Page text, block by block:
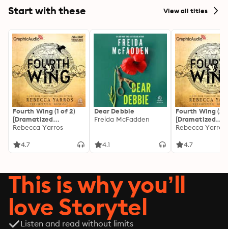
Start with these View all titles
Fourth Wing (1 of 2)
[Dramatized
Adaptation]: The
Rebecca Yarros
4.7
Dear Debbie
Freida McFadden
4.1
Fourth Wing (2
[Dramatized
Adaptation]:
Rebecca Yarros
4.7
This is why you’ll
love Storytel
Listen and read without limits